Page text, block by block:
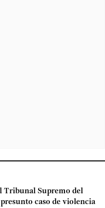
Tribunal Supremo del
caso de violencia